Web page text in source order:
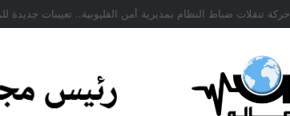
محافظ القليوبية يتابع حادث سقوط سقف أثناء إزالة مبنى مخالف